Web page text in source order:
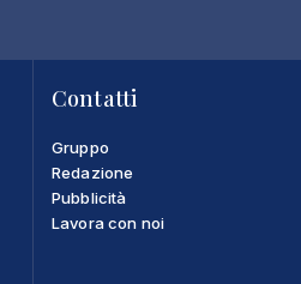
Contatti
Gruppo
Redazione
Pubblicità
Lavora con noi